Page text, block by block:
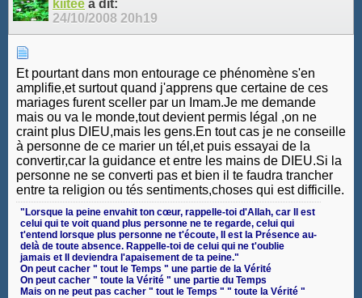
kiitee a dit:
24/10/2008 20h19
Et pourtant dans mon entourage ce phénomène s'en
amplifie,et surtout quand j'apprens que certaine de ces
mariages furent sceller par un Imam.Je me demande
mais ou va le monde,tout devient permis légal ,on ne
craint plus DIEU,mais les gens.En tout cas je ne conseille
à personne de ce marier un tél,et puis essayai de la
convertir,car la guidance et entre les mains de DIEU.Si la
personne ne se converti pas et bien il te faudra trancher
entre ta religion ou tés sentiments,choses qui est difficille.
‎"Lorsque la peine envahit ton cœur, rappelle-toi d'Allah, car Il est
celui qui te voit quand plus personne ne te regarde, celui qui
t'entend lorsque plus personne ne t'écoute, Il est la Présence au-
delà de toute absence. Rappelle-toi de celui qui ne t'oublie
jamais et Il deviendra l'apaisement de ta peine."
On peut cacher " tout le Temps " une partie de la Vérité
On peut cacher " toute la Vérité " une partie du Temps
Mais on ne peut pas cacher " tout le Temps " " toute la Vérité "